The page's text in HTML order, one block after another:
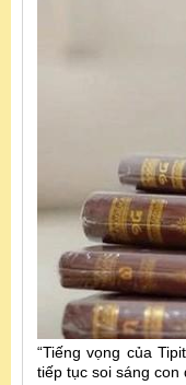
“Tiếng vọng của
tiếp tục soi sáng con